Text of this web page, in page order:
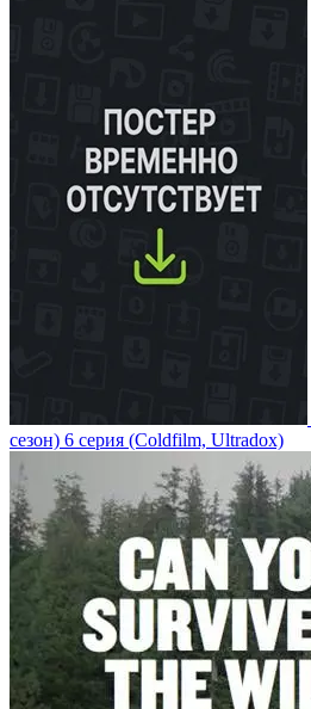
сезон) 6 серия (Coldfilm, Ultradox)